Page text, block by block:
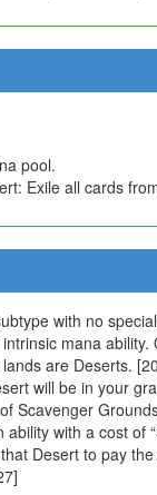
pool.
Exile all cards
with no
mana ability.
are Deserts.
will be in your
Scavenger
ability with a cost of
Desert to pay